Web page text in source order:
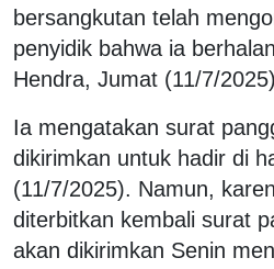
bersangkutan telah
penyidik bahwa ia
Hendra, Jumat (11/7/
Ia mengatakan surat
dikirimkan untuk hadir di
(11/7/2025). Namun,
diterbitkan kembali surat
akan dikirimkan Senin